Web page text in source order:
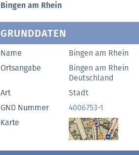
Bingen am Rhein
GRUNDDATEN
Name
Bingen am Rhein
Ortsangabe
Bingen am Rhein
Deutschland
Art
Stadt
GND Nummer
4006753-1
Karte